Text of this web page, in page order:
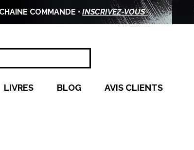
COMMANDE •INSCRIVEZ-VOUS
LIVRES BLOG AVIS CLIENTS